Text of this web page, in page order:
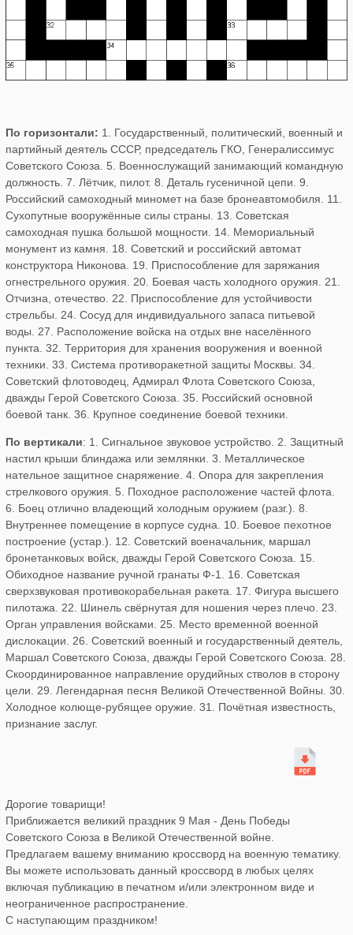
По горизонтали: 1. Государственный, политический, военный и
партийный деятель СССР, председатель ГКО, Генералиссимус
Советского Союза. 5. Военнослужащий занимающий командную
должность. 7. Лётчик, пилот. 8. Деталь гусеничной цепи. 9.
Российский самоходный миномет на базе бронеавтомобиля. 11.
Сухопутные вооружённые силы страны. 13. Советская
самоходная пушка большой мощности. 14. Мемориальный
монумент из камня. 18. Советский и российский автомат
конструктора Никонова. 19. Приспособление для заряжания
огнестрельного оружия. 20. Боевая часть холодного оружия. 21.
Отчизна, отечество. 22. Приспособление для устойчивости
стрельбы. 24. Сосуд для индивидуального запаса питьевой
воды. 27. Расположение войска на отдых вне населённого
пункта. 32. Территория для хранения вооружения и военной
техники. 33. Система противоракетной защиты Москвы. 34.
Советский флотоводец, Адмирал Флота Советского Союза,
дважды Герой Советского Союза. 35. Российский основной
боевой танк. 36. Крупное соединение боевой техники.
По вертикали: 1. Сигнальное звуковое устройство. 2. Защитный
настил крыши блиндажа или землянки. 3. Металлическое
нательное защитное снаряжение. 4. Опора для закрепления
стрелкового оружия. 5. Походное расположение частей флота.
6. Боец отлично владеющий холодным оружием (разг.). 8.
Внутреннее помещение в корпусе судна. 10. Боевое пехотное
построение (устар.). 12. Советский военачальник, маршал
бронетанковых войск, дважды Герой Советского Союза. 15.
Обиходное название ручной гранаты Ф-1. 16. Советская
сверхзвуковая противокорабельная ракета. 17. Фигура высшего
пилотажа. 22. Шинель свёрнутая для ношения через плечо. 23.
Орган управления войсками. 25. Место временной военной
дислокации. 26. Советский военный и государственный деятель,
Маршал Советского Союза, дважды Герой Советского Союза. 28.
Скоординированное направление орудийных стволов в сторону
цели. 29. Легендарная песня Великой Отечественной Войны. 30.
Холодное колюще-рубящее оружие. 31. Почётная известность,
признание заслуг.
Дорогие товарищи!
Приближается великий праздник 9 Мая - День Победы
Советского Союза в Великой Отечественной войне.
Предлагаем вашему вниманию кроссворд на военную тематику.
Вы можете использовать данный кроссворд в любых целях
включая публикацию в печатном и/или электронном виде и
неограниченное распространение.
С наступающим праздником!